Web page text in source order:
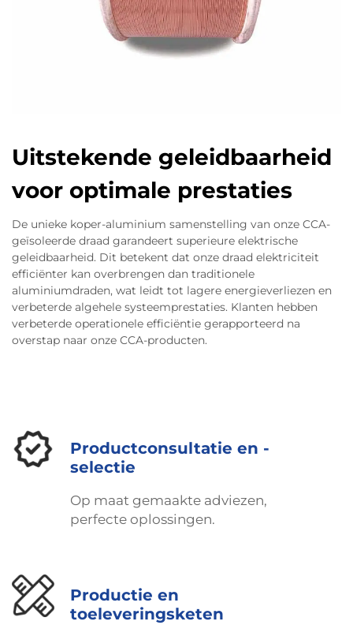
voor onderdelen zoals ADAS-sensoren,
airconditioningscompressoren en 48-volt hybride
omvormers, die toch al geen uitzonderlijk hoge
stroom in het kwadraat maal weerstand, in plaats
van spanning in het kwadraat gedeeld door
weerstand. Toch dient opgemerkt te worden dat
tijdens snelladen en ervoor moeten zorgen dat
componenten niet overbelast raken wanneer
kabels gebundeld zijn of zich bevinden in
gebieden met slechte luchtcirculatie. Combineer
correcte beëindigingstechnieken met
standaardconforme vermoeidheidstesten en wat
Uitstekende geleidbaarheid
voor optimale prestaties
De unieke koper-aluminium samenstelling van onze CCA-
geïsoleerde draad garandeert superieure elektrische
geleidbaarheid. Dit betekent dat onze draad elektriciteit
efficiënter kan overbrengen dan traditionele
aluminiumdraden, wat leidt tot lagere energieverliezen en
verbeterde algehele systeemprestaties. Klanten hebben
verbeterde operationele efficiëntie gerapporteerd na
overstap naar onze CCA-producten.
Productconsultatie en -
selectie
Op maat gemaakte adviezen,
perfecte oplossingen.
Productie en
toeleveringsketen